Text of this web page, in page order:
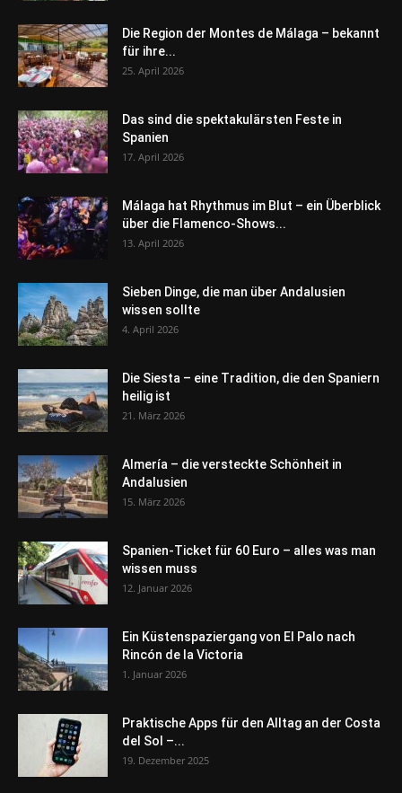
Die Region der Montes de Málaga – bekannt
für ihre...
25. April 2026
Das sind die spektakulärsten Feste in
Spanien
17. April 2026
Málaga hat Rhythmus im Blut – ein Überblick
über die Flamenco-Shows...
13. April 2026
Sieben Dinge, die man über Andalusien
wissen sollte
4. April 2026
Die Siesta – eine Tradition, die den Spaniern
heilig ist
21. März 2026
Almería – die versteckte Schönheit in
Andalusien
15. März 2026
Spanien-Ticket für 60 Euro – alles was man
wissen muss
12. Januar 2026
Ein Küstenspaziergang von El Palo nach
Rincón de la Victoria
1. Januar 2026
Praktische Apps für den Alltag an der Costa
del Sol –...
19. Dezember 2025